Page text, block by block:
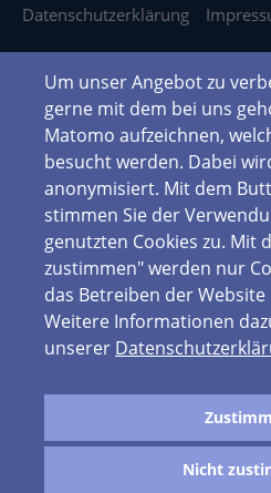
Datenschutzerklärung
Um unser Angebot zu
gerne mit dem bei uns
Matomo aufzeichnen,
besucht werden. Dabei
anonymisiert. Mit dem
stimmen Sie der
genutzten Cookies zu. Mit
zustimmen" werden nur
das Betreiben der
Weitere Informationen
unserer
Nicht